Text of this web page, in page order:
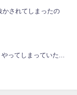
かされてしまったの
ってしまっていた...